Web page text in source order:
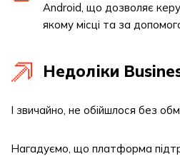
Android, що дозволяє
якому місці та за
Недоліки
І звичайно, не обійшлося без
Нагадуємо, що платформа